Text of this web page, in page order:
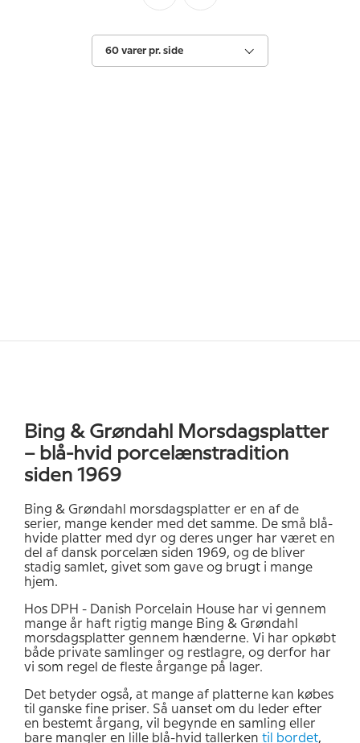
60 varer pr. side
Bing & Grøndahl Morsdagsplatter
– blå-hvid porcelænstradition
siden 1969
Bing & Grøndahl morsdagsplatter er en af de
serier, mange kender med det samme. De små blå-
hvide platter med dyr og deres unger har været en
del af dansk porcelæn siden 1969, og de bliver
stadig samlet, givet som gave og brugt i mange
hjem.
Hos DPH - Danish Porcelain House har vi gennem
mange år haft rigtig mange Bing & Grøndahl
morsdagsplatter gennem hænderne. Vi har opkøbt
både private samlinger og restlagre, og derfor har
vi som regel de fleste årgange på lager.
Det betyder også, at mange af platterne kan købes
til ganske fine priser. Så uanset om du leder efter
en bestemt årgang, vil begynde en samling eller
bare mangler en lille blå-hvid tallerken til bordet,